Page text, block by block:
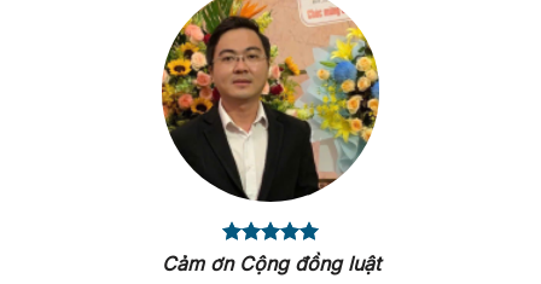
Cảm ơn Cộng đồng luật